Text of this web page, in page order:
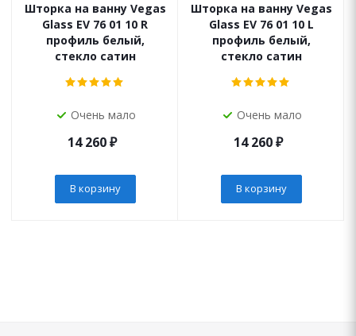
Шторка на ванну Vegas
Glass EV 76 01 10 R
профиль белый,
стекло сатин
Очень мало
14 260₽
В корзину
Шторка на ванну Vegas
Glass EV 76 01 10 L
профиль белый,
стекло сатин
Очень мало
14 260₽
В корзину